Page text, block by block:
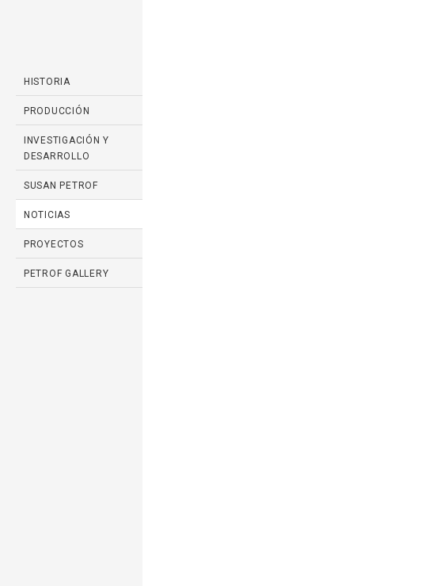
HISTORIA
PRODUCCIÓN
INVESTIGACIÓN Y
DESARROLLO
SUSAN PETROF
NOTICIAS
PROYECTOS
PETROF GALLERY